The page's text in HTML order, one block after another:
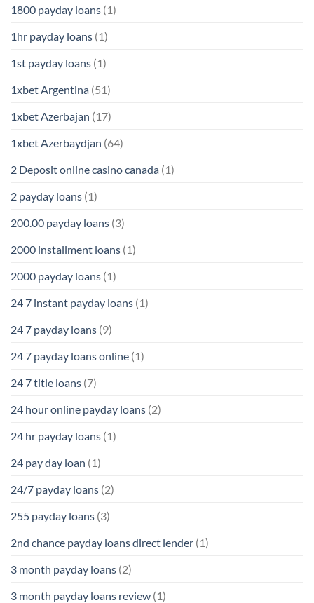
1800 payday loans (1)
1hr payday loans (1)
1st payday loans (1)
1xbet Argentina (51)
1xbet Azerbajan (17)
1xbet Azerbaydjan (64)
2 Deposit online casino canada (1)
2 payday loans (1)
200.00 payday loans (3)
2000 installment loans (1)
2000 payday loans (1)
24 7 instant payday loans (1)
24 7 payday loans (9)
24 7 payday loans online (1)
24 7 title loans (7)
24 hour online payday loans (2)
24 hr payday loans (1)
24 pay day loan (1)
24/7 payday loans (2)
255 payday loans (3)
2nd chance payday loans direct lender (1)
3 month payday loans (2)
3 month payday loans review (1)